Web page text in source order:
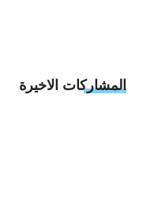
المشاركات الاخيرة